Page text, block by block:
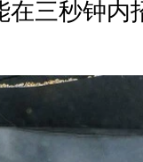
三秒钟内